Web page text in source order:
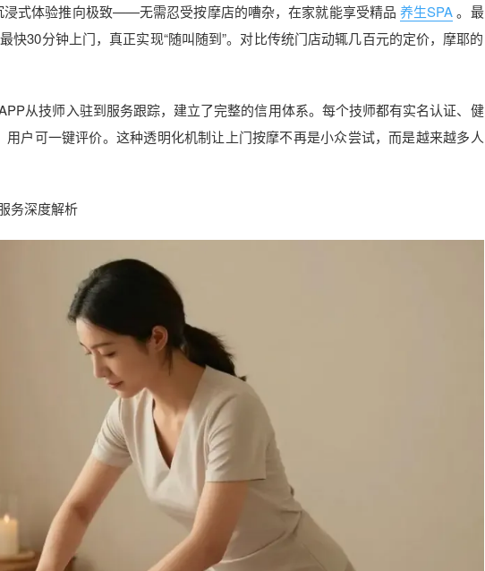
浸式体验推向极致——无需忍受按摩店的嘈杂，在家就能享受精品 养生SPA 。最
快30分钟上门，真正实现“随叫随到”。对比传统门店动辄几百元的定价，摩耶的
从技师入驻到服务跟踪，建立了完整的信用体系。每个技师都有实名认证、健
户可一键评价。这种透明化机制让上门按摩不再是小众尝试，而是越来越多人
务深度解析